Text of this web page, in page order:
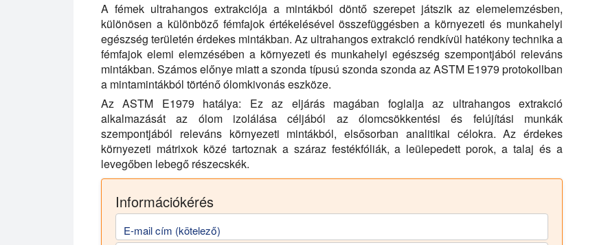
A fémek ultrahangos extrakciója a mintákból döntő szerepet játszik az elemelemzésben,
különösen a különböző fémfajok értékelésével összefüggésben a környezeti és munkahelyi
egészség területén érdekes mintákban. Az ultrahangos extrakció rendkívül hatékony technika a
fémfajok elemi elemzésében a környezeti és munkahelyi egészség szempontjából releváns
mintákban. Számos előnye miatt a szonda típusú szonda szonda az ASTM E1979 protokollban
a mintamintákból történő ólomkivonás eszköze.
Az ASTM E1979 hatálya: Ez az eljárás magában foglalja az ultrahangos extrakció
alkalmazását az ólom izolálása céljából az ólomcsökkentési és felújítási munkák
szempontjából releváns környezeti mintákból, elsősorban analitikai célokra. Az érdekes
környezeti mátrixok közé tartoznak a száraz festékfóliák, a leülepedett porok, a talaj és a
levegőben lebegő részecskék.
Információkérés
E-mail cím (kötelező)